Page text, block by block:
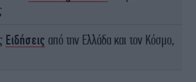
Ειδήσεις από την Ελλάδα και τον Κόσμο,